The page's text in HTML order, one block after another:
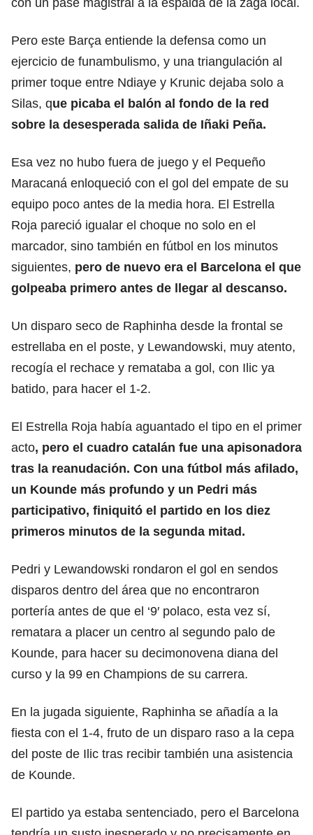
Pero este Barça entiende la defensa como un
ejercicio de funambulismo, y una triangulación al
primer toque entre Ndiaye y Krunic dejaba solo a
Silas, que picaba el balón al fondo de la red
sobre la desesperada salida de Iñaki Peña.
Esa vez no hubo fuera de juego y el Pequeño
Maracaná enloqueció con el gol del empate de su
equipo poco antes de la media hora. El Estrella
Roja pareció igualar el choque no solo en el
marcador, sino también en fútbol en los minutos
siguientes, pero de nuevo era el Barcelona el que
golpeaba primero antes de llegar al descanso.
Un disparo seco de Raphinha desde la frontal se
estrellaba en el poste, y Lewandowski, muy atento,
recogía el rechace y remataba a gol, con Ilic ya
batido, para hacer el 1-2.
El Estrella Roja había aguantado el tipo en el primer
acto, pero el cuadro catalán fue una apisonadora
tras la reanudación. Con una fútbol más afilado,
un Kounde más profundo y un Pedri más
participativo, finiquitó el partido en los diez
primeros minutos de la segunda mitad.
Pedri y Lewandowski rondaron el gol en sendos
disparos dentro del área que no encontraron
portería antes de que el ‘9′ polaco, esta vez sí,
rematara a placer un centro al segundo palo de
Kounde, para hacer su decimonovena diana del
curso y la 99 en Champions de su carrera.
En la jugada siguiente, Raphinha se añadía a la
fiesta con el 1-4, fruto de un disparo raso a la cepa
del poste de Ilic tras recibir también una asistencia
de Kounde.
El partido ya estaba sentenciado, pero el Barcelona